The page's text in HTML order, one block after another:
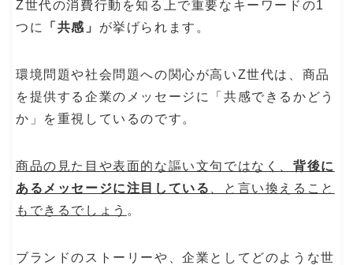
Z世代の消費行動を知る上で重要なキーワードの1
つに
「共感」 が挙げられます。
環境問題や社会問題への関心が高いZ世代は、商品
を提供する企業のメッセージに「共感できるかどう
か」を重視しているのです。
商品の見た目や表面的な謳い文句ではなく、背後に
あるメッセージに注目している
、と言い換えること
もできるでしょう 。
ブランドのストーリーや、企業としてどのような世